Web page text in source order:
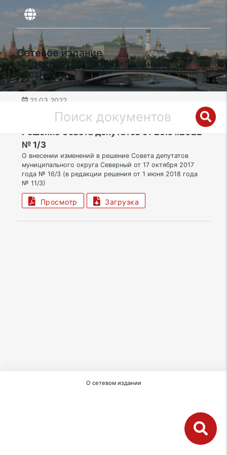
Сетевое издание
«Московский муниципальный
вестник»
21.03.2022
СВАО | Муниципальный округ Северный
Решение Совета депутатов от 25.01.2022
№ 1/3
О внесении изменений в решение Совета депутатов
муниципального округа Северный от 17 октября 2017
года № 16/3 (в редакции решения от 1 июня 2018 года
№ 11/3)
Просмотр Загрузка
О сетевом издании